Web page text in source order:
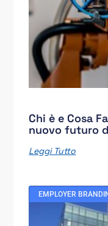
Chi è e Cosa
nuovo futuro
Leggi Tutto
EMPLOYER